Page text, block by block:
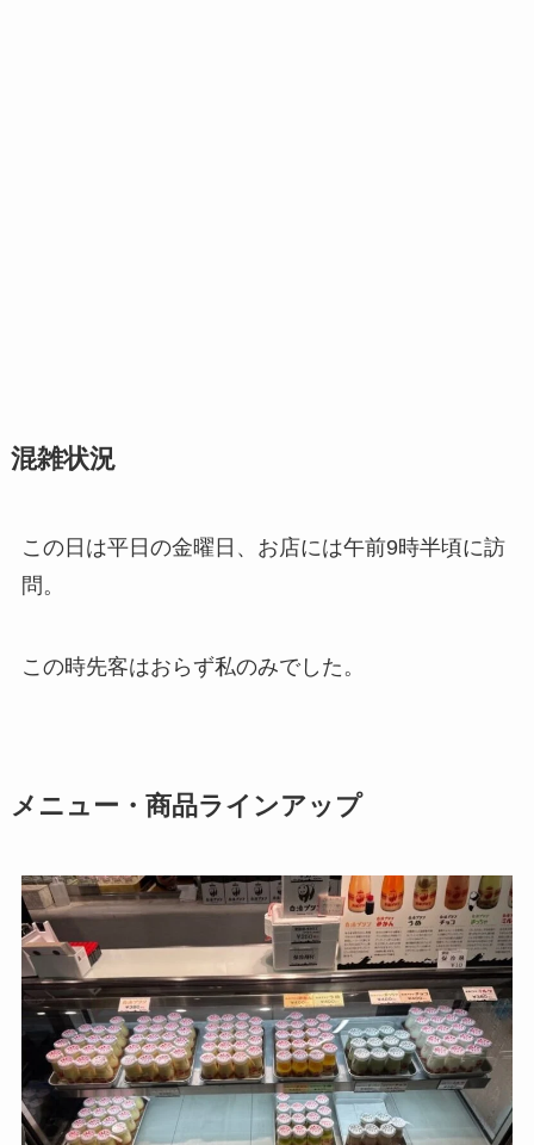
混雑状況
この日は平日の金曜日、お店には午前9時半頃に訪
問。
この時先客はおらず私のみでした。
メニュー・商品ラインアップ